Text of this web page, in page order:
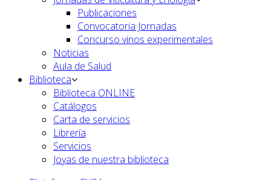
Publicaciones
Convocatoria Jornadas
Concurso vinos experimentales
Noticias
Aula de Salud
Biblioteca
Biblioteca ONLINE
Catálogos
Carta de servicios
Librería
Servicios
Joyas de nuestra biblioteca